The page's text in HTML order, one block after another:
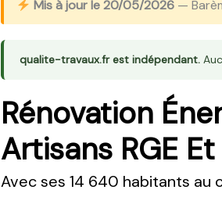
Mis à jour le 20/05/2026—
qualite-travaux.fr est indépendant.
Rénovation
Artisans RGE
Avec ses 14 640 habitants au